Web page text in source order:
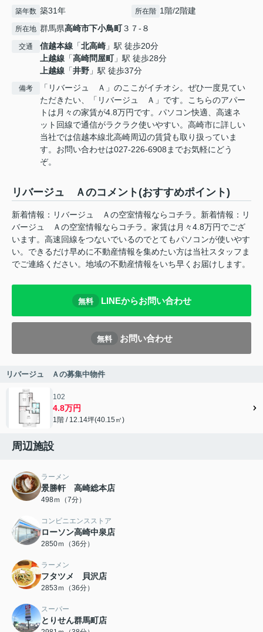
築年数 築31年 所在階 1階/2階建
所在地 群馬県高崎市下小鳥町３７-８
交通 信越本線 「北高崎 」駅 徒歩20分
上越線 「高崎問屋町」駅 徒歩28分
上越線 「井野 」駅 徒歩37分
備考
「リバージュ Ａ」のここがイチオシ。ぜひ一度見てい
ただきたい、「リバージュ Ａ」です。こちらのアパー
トは月々の家賃が4.8万円です。パソコン快適、高速ネ
ット回線で通信がラクラク使いやすい。高崎市に詳しい
当社では信越本線北高崎周辺の賃貸も取り扱っていま
す。お問い合わせは027-226-6908までお気軽にどう
ぞ。
リバージュ Ａのコメント(おすすめポイント)
新着情報：リバージュ Ａの空室情報ならコチラ。新着情報：リ
バージュ Ａの空室情報ならコチラ。家賃は月々4.8万円でござ
います。高速回線をつないでいるのでとてもパソコンが使いやす
い。できるだけ早めに不動産情報を集めたい方は当社スタッフま
でご連絡ください。地域の不動産情報をいち早くお届けします。
無料 LINEからお問い合わせ
無料 お問い合わせ
リバージュ Ａの募集中物件
102
4.8万円
1階 / 12.14坪(40.15㎡)
周辺施設
ラーメン
景勝軒 高崎総本店
498ｍ（7分）
コンビニエンスストア
ローソン高崎中泉店
2850ｍ（36分）
ラーメン
フタツメ 貝沢店
2853ｍ（36分）
スーパー
とりせん群馬町店